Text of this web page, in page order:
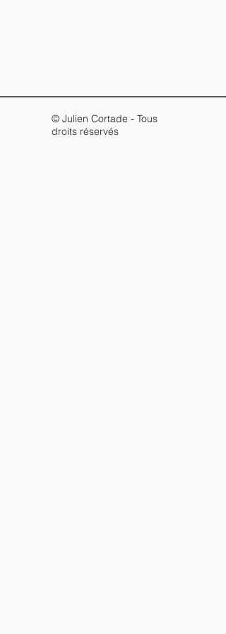
© Julien Cortade - Tous
droits réservés